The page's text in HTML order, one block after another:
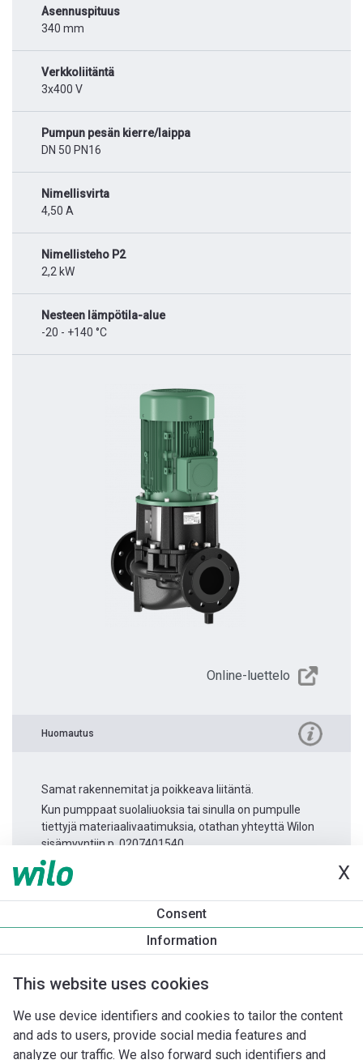
X
Consent
Information
This website uses cookies
We use device identifiers and cookies to tailor the content
and ads to users, provide social media features and
analyze our traffic. We also forward such identifiers and
Asennuspituus
340 mm
Verkkoliitäntä
3x400 V
Pumpun pesän kierre/laippa
DN 50 PN16
Nimellisvirta
4,50 A
Nimellisteho P2
2,2 kW
Nesteen lämpötila-alue
-20 - +140 °C
Online-luettelo
Huomautus
Samat rakennemitat ja poikkeava liitäntä.
Kun pumppaat suolaliuoksia tai sinulla on pumpulle
tiettyjä materiaalivaatimuksia, otathan yhteyttä Wilon
sisämyyntiin p. 0207401540.
Tuotetietoa
Atmos GIGA-I 50/95-2,2/2